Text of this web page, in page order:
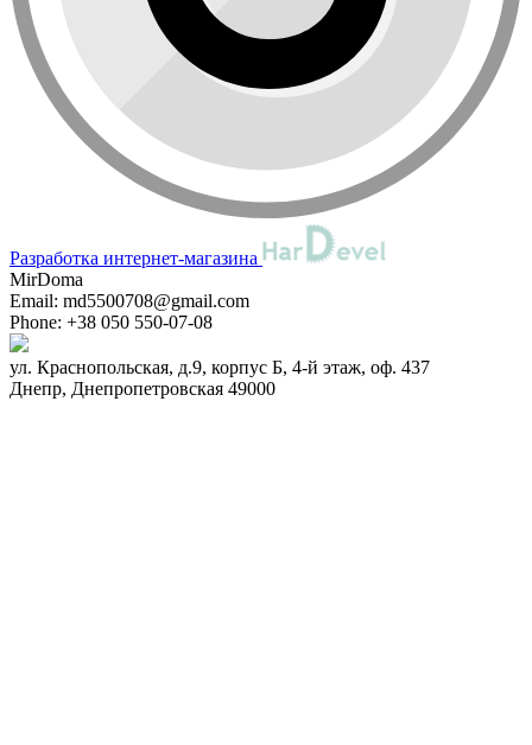
Разработка интернет-магазина
MirDoma
Email: md5500708@gmail.com
Phone: +38 050 550-07-08
ул. Краснопольская, д.9, корпус Б, 4-й этаж, оф. 437
Днепр, Днепропетровская 49000